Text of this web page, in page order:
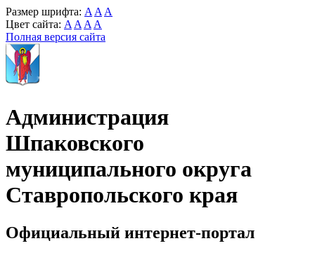
Размер шрифта: A A A
Цвет сайта: A A A A
Полная версия сайта
Администрация
Шпаковского
муниципального округа
Ставропольского края
Официальный интернет-портал